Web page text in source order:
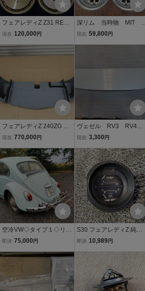
フェアレディZ Z31 RENN
CRAFT アルミホイール
0 16×8J +40 PCD114.3 5
T 東京オートサロン 展示
現在 120,000 円
深リム 当時物 MIT 1
5インチ 8.5J-32 6H-1
現在 59,800 円
フェアレディZ 240ZG G
ノーズ フロントバンパー
日産純正 中古 純正色塗装
済 NO2
現在 770,000 円
ヴェゼル RV3 RV4
新車外し リア スポイ
3M0 カラー NH883P
プラチナホワイトパー
ル 純正 伊t
現在 3,300 円
空冷VW◇タイプ１◇リア
キャリア◇スウェーデン
低年式◇ビートル◇レア
即決 75,000 円
S30 フェアレディZ 純正
ノーマル 水温計 油圧計 デ
即決 10,989円